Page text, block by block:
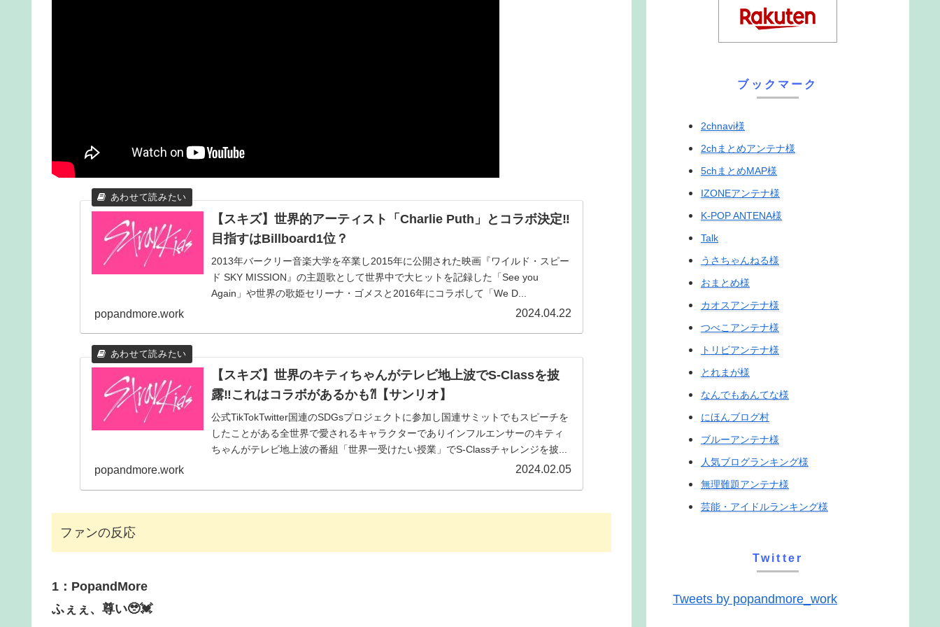
【スキズ】世界的アーティスト「Charlie Puth」とコラボ決定‼
目指すはBillboard1位？
2013年バークリー音楽大学を卒業し2015年に公開された映画『ワイルド・スピー
ド SKY MISSION』の主題歌として世界中で大ヒットを記録した「See you
Again」や世界の歌姫セリーナ・ゴメスと2016年にコラボして「We D...
popandmore.work 2024.04.22
【スキズ】世界のキティちゃんがテレビ地上波でS-Classを披
露‼これはコラボがあるかも⁈【サンリオ】
公式TikTokTwitter国連のSDGsプロジェクトに参加し国連サミットでもスピーチを
したことがある全世界で愛されるキャラクターでありインフルエンサーのキティ
ちゃんがテレビ地上波の番組「世界一受けたい授業」でS-Classチャレンジを披...
popandmore.work 2024.02.05
ファンの反応
1：PopandMore
ふぇぇ、尊い🥹💓
ブックマーク
2chnavi様
2chまとめアンテナ様
5chまとめMAP様
IZONEアンテナ様
K-POP ANTENA様
Talk
うさちゃんねる様
おまとめ様
カオスアンテナ様
つべこアンテナ様
トリビアンテナ様
とれまが様
なんでもあんてな様
にほんブログ村
ブルーアンテナ様
人気ブログランキング様
無理難題アンテナ様
芸能・アイドルランキング様
Twitter
Tweets by popandmore_work